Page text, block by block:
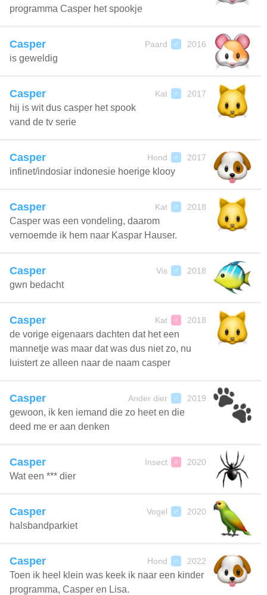
programma Casper het spookje
Casper Paard ♂ 2016
is geweldig
Casper Kat ♂ 2017
hij is wit dus casper het spook
vand de tv serie
Casper Hond ♂ 2017
infinet/indosiar indonesie hoerige klooy
Casper Kat ♂ 2018
Casper was een vondeling, daarom
vernoemde ik hem naar Kaspar Hauser.
Casper Vis ♂ 2018
gwn bedacht
Casper Kat ♀ 2018
de vorige eigenaars dachten dat het een
mannetje was maar dat was dus niet zo, nu
luistert ze alleen naar de naam casper
Casper Ander dier ♂ 2019
gewoon, ik ken iemand die zo heet en die
deed me er aan denken
Casper Insect ♀ 2020
Wat een *** dier
Casper Vogel ♂ 2020
halsbandparkiet
Casper Hond ♂ 2022
Toen ik heel klein was keek ik naar een kinder
programma, Casper en Lisa.